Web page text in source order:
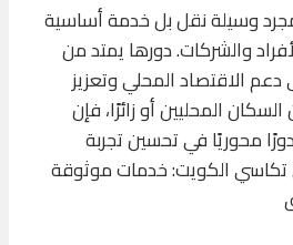
وسيلة نقل بل خدمة أساسية
والشركات. دورها يمتد من
دعم الاقتصاد المحلي وتعزيز
المحليين أو زائرًا، فإن
محوريًا في تحسين تجربة
تكاسي الكويت: خدمات موثوقة